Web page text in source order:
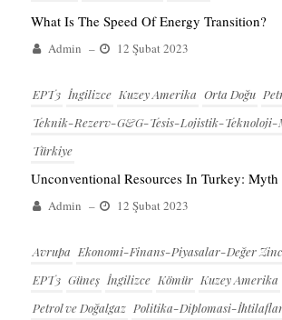
What Is The Speed Of Energy Transition?
Admin – 12 Şubat 2023
EPT3 İngilizce Kuzey Amerika Orta Doğu
Teknik-Rezerv-G&G-Tesis-Lojistik-Teknoloji-
Türkiye
Unconventional Resources In Turkey:
Admin – 12 Şubat 2023
Avrupa Ekonomi-Finans-Piyasalar-Değer
EPT3 Güneş İngilizce Kömür Kuzey Amerika
Petrol ve Doğalgaz Politika-Diplomasi-